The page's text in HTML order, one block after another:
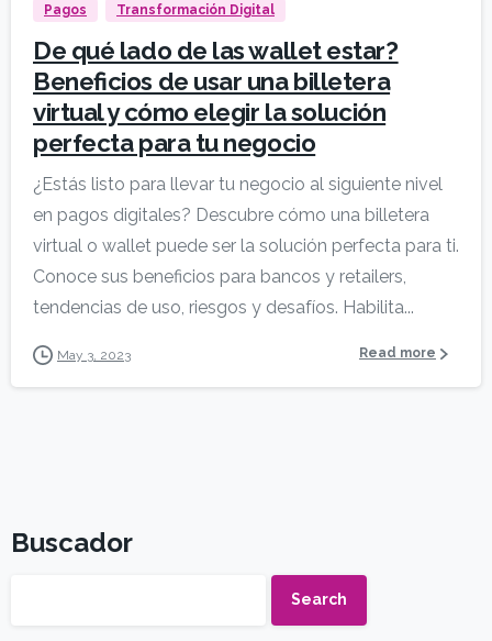
Pagos Transformación Digital
De qué lado de las wallet estar?
Beneficios de usar una billetera
virtual y cómo elegir la solución
perfecta para tu negocio
¿Estás listo para llevar tu negocio al siguiente nivel
en pagos digitales? Descubre cómo una billetera
virtual o wallet puede ser la solución perfecta para ti.
Conoce sus beneficios para bancos y retailers,
tendencias de uso, riesgos y desafíos. Habilita...
May 3, 2023 Read more
Buscador
Search